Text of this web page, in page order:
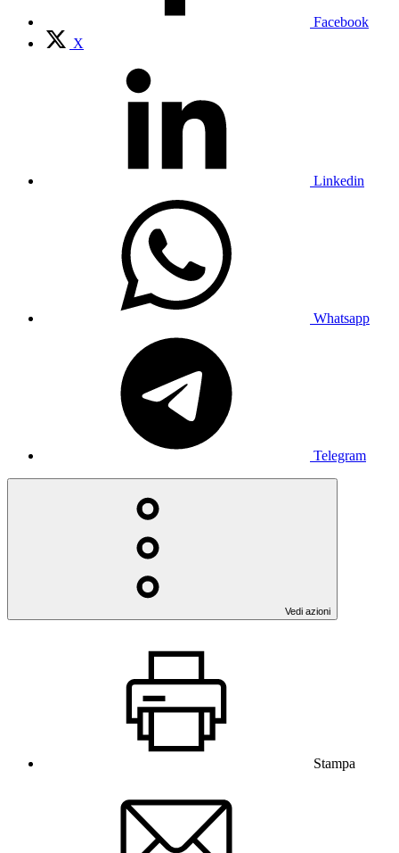
Facebook
X
Linkedin
Whatsapp
Telegram
Vedi azioni
Stampa